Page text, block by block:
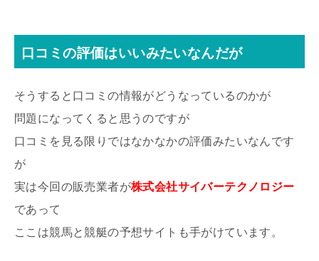
口コミの評価はいいみたいなんだが
そうすると口コミの情報がどうなっているのかが
問題になってくると思うのですが
口コミを見る限りではなかなかの評価みたいなんです
が
実は今回の販売業者が株式会社サイバーテクノロジー
であって
ここは競馬と競艇の予想サイトも手がけています。